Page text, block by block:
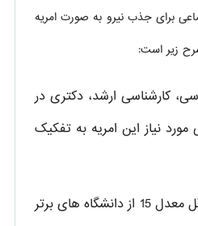
برای جذب نیرو به صورت امریه
زیر است:
کارشناسی ارشد، دکتری در
نیاز این امریه به تفکیک
مشمولان باید حداقل معدل 15 از دانشگاه های برتر